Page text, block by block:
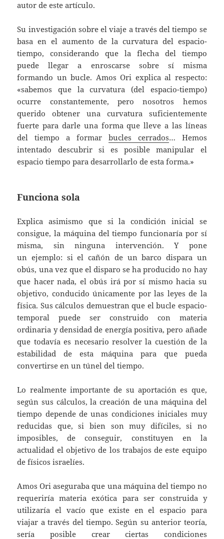
autor de este artículo.
Su investigación sobre el viaje a través del tiempo se
basa en el aumento de la curvatura del espacio-
tiempo, considerando que la flecha del tiempo
puede llegar a enroscarse sobre sí misma
formando un bucle. Amos Ori explica al respecto:
«sabemos que la curvatura (del espacio-tiempo)
ocurre constantemente, pero nosotros hemos
querido obtener una curvatura suficientemente
fuerte para darle una forma que lleve a las líneas
del tiempo a formar bucles cerrados… Hemos
intentado descubrir si es posible manipular el
espacio tiempo para desarrollarlo de esta forma.»
Funciona sola
Explica asimismo que si la condición inicial se
consigue, la máquina del tiempo funcionaría por sí
misma, sin ninguna intervención. Y pone
un ejemplo: si el cañón de un barco dispara un
obús, una vez que el disparo se ha producido no hay
que hacer nada, el obús irá por sí mismo hacia su
objetivo, conducido únicamente por las leyes de la
física. Sus cálculos demuestran que el bucle espacio-
temporal puede ser construido con materia
ordinaria y densidad de energía positiva, pero añade
que todavía es necesario resolver la cuestión de la
estabilidad de esta máquina para que pueda
convertirse en un túnel del tiempo.
Lo realmente importante de su aportación es que,
según sus cálculos, la creación de una máquina del
tiempo depende de unas condiciones iniciales muy
reducidas que, si bien son muy difíciles, si no
imposibles, de conseguir, constituyen en la
actualidad el objetivo de los trabajos de este equipo
de físicos israelíes.
Amos Ori aseguraba que una máquina del tiempo no
requeriría materia exótica para ser construida y
utilizaría el vacío que existe en el espacio para
viajar a través del tiempo. Según su anterior teoría,
sería posible crear ciertas condiciones